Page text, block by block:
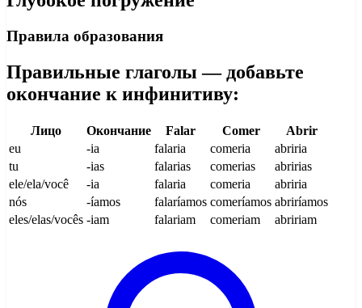
Правила образования
Правильные глаголы — добавьте
окончание к инфинитиву:
Лицо Окончание Falar Comer
Abrir
eu
-ia falaria comeria
abriria
tu
-ias falarias comerias
abririas
ele/ela/você
-ia falaria comeria
abriria
nós
-íamos falaríamos comeríamos abriríamos
eles/elas/vocês -iam falariam comeriam abririam